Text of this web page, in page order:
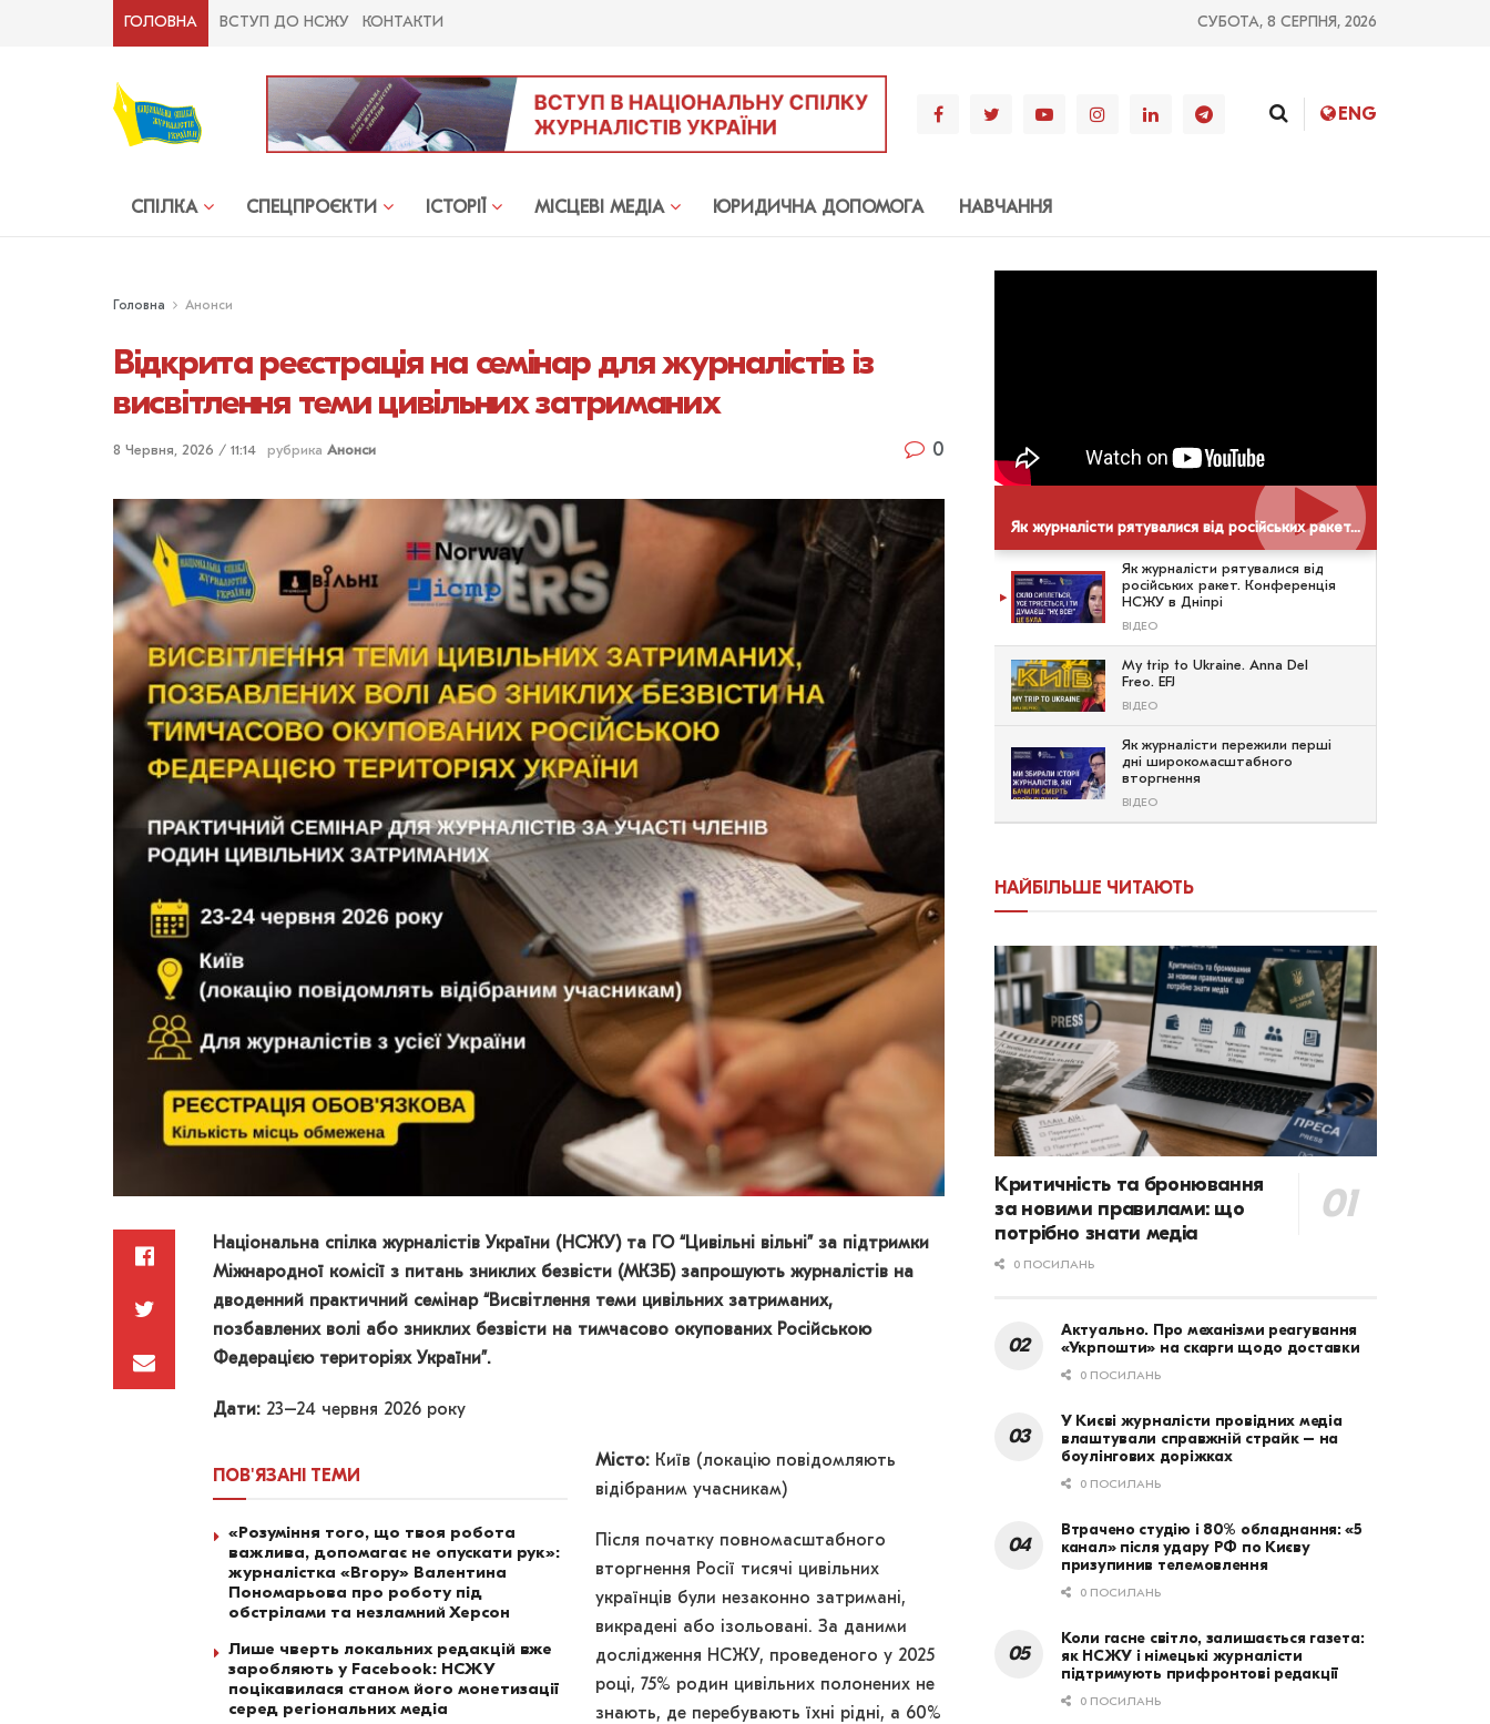
ГОЛОВНА ВСТУП ДО НСЖУ КОНТАКТИ СУБОТА, 8 СЕРПНЯ, 2026
ENG
СПІЛКА СПЕЦПРОЄКТИ ІСТОРІЇ МIСЦЕВI МЕДIА ЮРИДИЧНА ДОПОМОГА НАВЧАННЯ
Головна Анонси
Відкрита реєстрація на семінар для журналістів із
висвітлення теми цивільних затриманих
8 Червня, 2026 / 11:14 рубрика Анонси 0
Національна спілка журналістів України (НСЖУ) та ГО “Цивільні вільні” за підтримки
Міжнародної комісії з питань зниклих безвісти (МКЗБ) запрошують журналістів на
дводенний практичний семінар “Висвітлення теми цивільних затриманих,
позбавлених волі або зниклих безвісти на тимчасово окупованих Російською
Федерацією територіях України”.
Дати: 23–24 червня 2026 року
ПОВ'ЯЗАНІ ТЕМИ
«Розуміння того, що твоя робота
важлива, допомагає не опускати рук»:
журналістка «Вгору» Валентина
Пономарьова про роботу під
обстрілами та незламний Херсон
Лише чверть локальних редакцій вже
заробляють у Facebook: НСЖУ
поцікавилася станом його монетизації
серед регіональних медіа
Місто: Київ (локацію повідомляють
відібраним учасникам)
Після початку повномасштабного
вторгнення Росії тисячі цивільних
українців були незаконно затримані,
викрадені або ізольовані. За даними
дослідження НСЖУ, проведеного у 2025
році, 75% родин цивільних полонених не
знають, де перебувають їхні рідні, а 60%
Як журналісти рятувалися від російських ракет. Конференція НСЖУ в Дніпрі
Як журналісти рятувалися від
російських ракет. Конференція
НСЖУ в Дніпрі
ВІДЕО
My trip to Ukraine. Anna Del
Freo. EFJ
ВІДЕО
Як журналісти пережили перші
дні широкомасштабного
вторгнення
ВІДЕО
НАЙБІЛЬШЕ ЧИТАЮТЬ
Критичність та бронювання
за новими правилами: що
потрібно знати медіа
0 ПОСИЛАНЬ
Актуально. Про механізми реагування
«Укрпошти» на скарги щодо доставки
0 ПОСИЛАНЬ
У Києві журналісти провідних медіа
влаштували справжній страйк – на
боулінгових доріжках
0 ПОСИЛАНЬ
Втрачено студію і 80% обладнання: «5
канал» після удару РФ по Києву
призупинив телемовлення
0 ПОСИЛАНЬ
Коли гасне світло, залишається газета:
як НСЖУ і німецькі журналісти
підтримують прифронтові редакції
0 ПОСИЛАНЬ